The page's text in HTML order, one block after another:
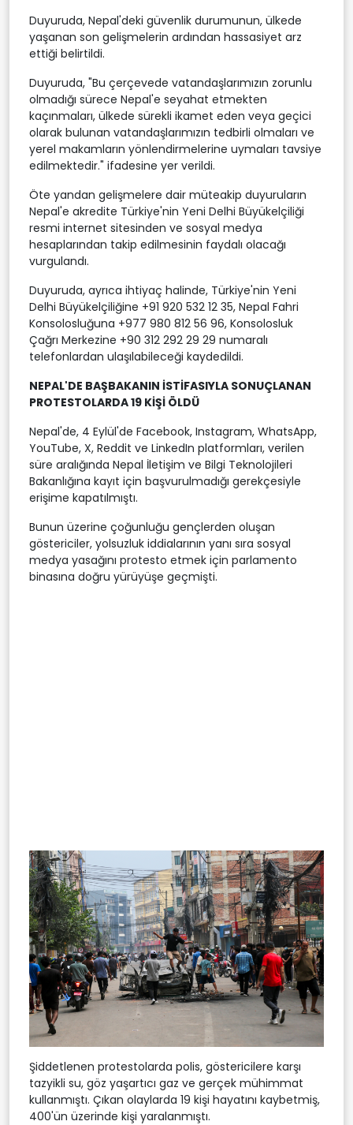
Duyuruda, Nepal'deki güvenlik durumunun, ülkede
yaşanan son gelişmelerin ardından hassasiyet arz
ettiği belirtildi.
Duyuruda, "Bu çerçevede vatandaşlarımızın zorunlu
olmadığı sürece Nepal'e seyahat etmekten
kaçınmaları, ülkede sürekli ikamet eden veya geçici
olarak bulunan vatandaşlarımızın tedbirli olmaları ve
yerel makamların yönlendirmelerine uymaları tavsiye
edilmektedir." ifadesine yer verildi.
Öte yandan gelişmelere dair müteakip duyuruların
Nepal'e akredite Türkiye'nin Yeni Delhi Büyükelçiliği
resmi internet sitesinden ve sosyal medya
hesaplarından takip edilmesinin faydalı olacağı
vurgulandı.
Duyuruda, ayrıca ihtiyaç halinde, Türkiye'nin Yeni
Delhi Büyükelçiliğine +91 920 532 12 35, Nepal Fahri
Konsolosluğuna +977 980 812 56 96, Konsolosluk
Çağrı Merkezine +90 312 292 29 29 numaralı
telefonlardan ulaşılabileceği kaydedildi.
NEPAL'DE BAŞBAKANIN İSTİFASIYLA SONUÇLANAN
PROTESTOLARDA 19 KİŞİ ÖLDÜ
Nepal'de, 4 Eylül'de Facebook, Instagram, WhatsApp,
YouTube, X, Reddit ve LinkedIn platformları, verilen
süre aralığında Nepal İletişim ve Bilgi Teknolojileri
Bakanlığına kayıt için başvurulmadığı gerekçesiyle
erişime kapatılmıştı.
Bunun üzerine çoğunluğu gençlerden oluşan
göstericiler, yolsuzluk iddialarının yanı sıra sosyal
medya yasağını protesto etmek için parlamento
binasına doğru yürüyüşe geçmişti.
Şiddetlenen protestolarda polis, göstericilere karşı
tazyikli su, göz yaşartıcı gaz ve gerçek mühimmat
kullanmıştı. Çıkan olaylarda 19 kişi hayatını kaybetmiş,
400'ün üzerinde kişi yaralanmıştı.